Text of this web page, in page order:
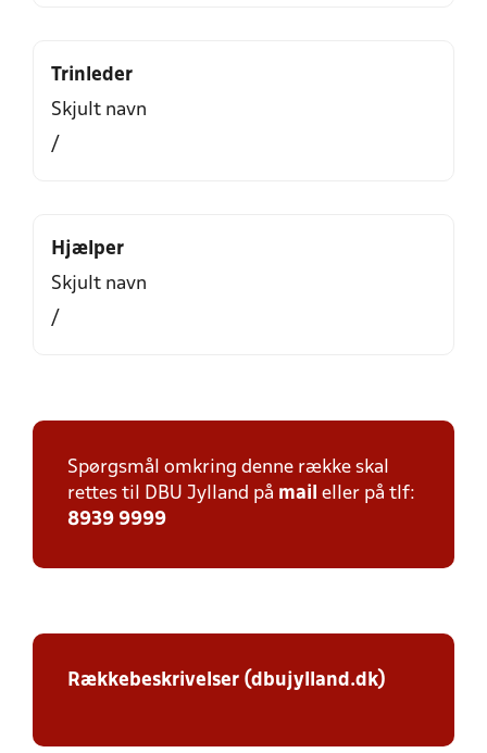
Trinleder
Skjult navn
/
Hjælper
Skjult navn
/
Spørgsmål omkring denne række skal
rettes til DBU Jylland på mail eller på tlf:
8939 9999
Rækkebeskrivelser (dbujylland.dk)